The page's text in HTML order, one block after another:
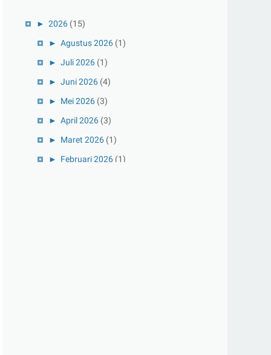
► 2026 (15)
► Agustus 2026 (1)
► Juli 2026 (1)
► Juni 2026 (4)
► Mei 2026 (3)
► April 2026 (3)
► Maret 2026 (1)
► Februari 2026 (1)